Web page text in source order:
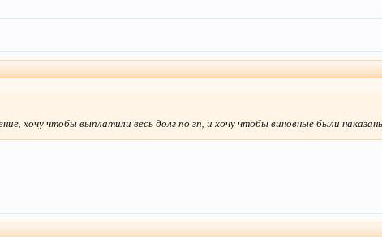
хочу чтобы выплатили весь долг по зп, и хочу чтобы виновные были